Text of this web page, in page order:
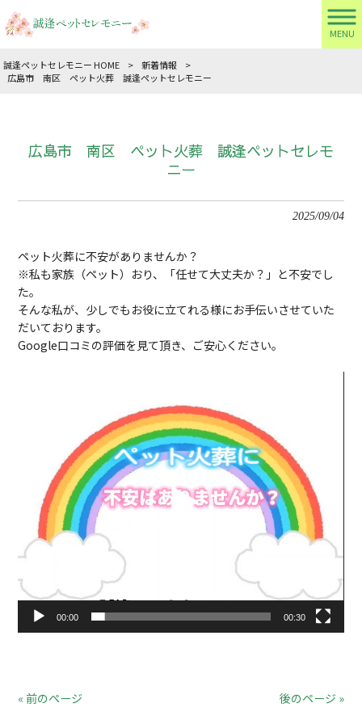
MENU
誠逢ペットセレモニー HOME > 新着情報
>
広島市 南区 ペット火葬 誠逢ペットセレモニー
広島市 南区 ペット火葬 誠逢ペットセレモ
ニー
2025/09/04
ペット火葬に不安がありませんか？
※私も家族（ペット）おり、「任せて大丈夫か？」と不安でし
た。
そんな私が、少しでもお役に立てれる様にお手伝いさせていた
だいております。
Google口コミの評価を見て頂き、ご安心ください。
00:00 00:30
« 前のページ 後のページ »